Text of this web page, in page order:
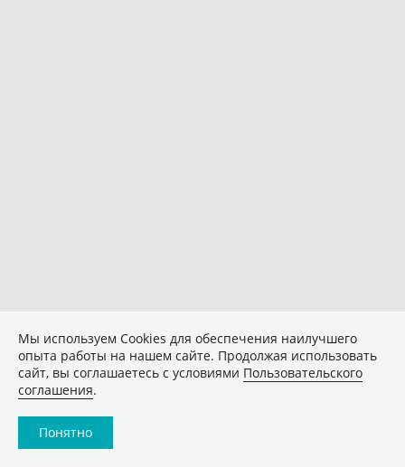
Мы используем Сookies для обеспечения наилучшего
опыта работы на нашем сайте. Продолжая использовать
сайт, вы соглашаетесь с условиями Пользовательского
соглашения.
Понятно